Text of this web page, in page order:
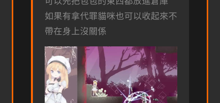
如果有拿代罪貓咪也可以收起來不
帶在身上沒關係